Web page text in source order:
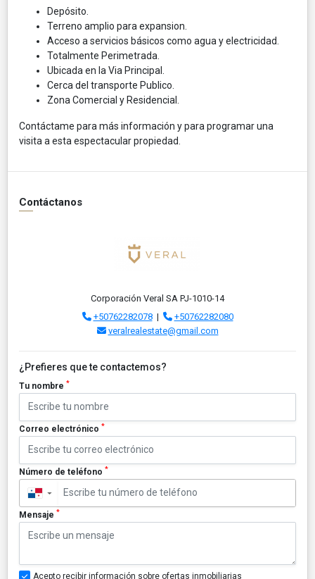
Depósito.
Terreno amplio para expansion.
Acceso a servicios básicos como agua y electricidad.
Totalmente Perimetrada.
Ubicada en la Via Principal.
Cerca del transporte Publico.
Zona Comercial y Residencial.
Contáctame para más información y para programar una
visita a esta espectacular propiedad.
Contáctanos
Corporación Veral SA PJ-1010-14
+50762282078|
+50762282080
veralrealestate@gmail.com
¿Prefieres que te contactemos?
Tu nombre *
Correo electrónico *
Número de teléfono *
▼
Mensaje *
Acepto recibir información sobre ofertas inmobiliarias